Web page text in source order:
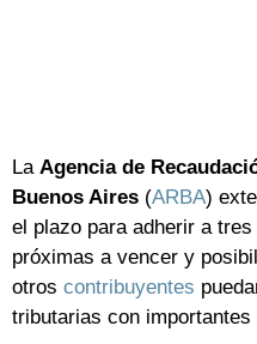
La Agencia de
Buenos Aires (ARBA)
el plazo para adherir a
próximas a vencer y
otros contribuyentes
tributarias con importantes